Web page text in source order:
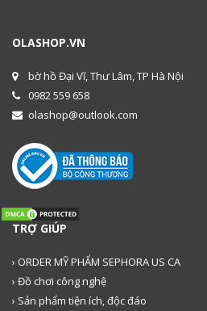
OLASHOP.VN
bờ hồ Đại Vĩ, Thư Lâm, TP Hà Nội
0982 559 658
olashop@outlook.com
TRỢ GIÚP
› ORDER MỸ PHẨM SEPHORA US CA
› Đồ chơi công nghệ
› Sản phẩm tiện ích, độc đáo